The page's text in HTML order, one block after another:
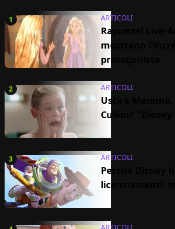
1 ARTICOLI
Rapunzel Live-
mostrano
protagonista
2 ARTICOLI
Uscirà Mamma,
Culkin?
3 ARTICOLI
Perché Disney
licenziamenti:
ARTICOLI